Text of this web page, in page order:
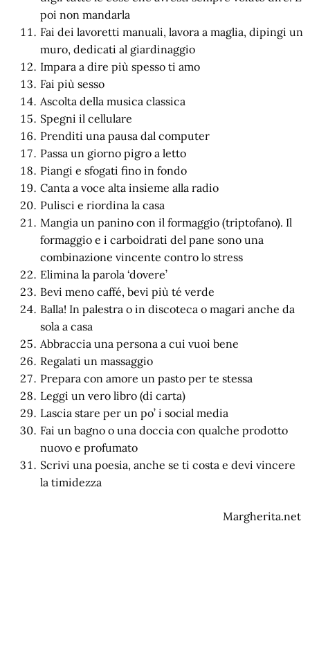
poi non mandarla
Fai dei lavoretti manuali, lavora a maglia, dipingi un
muro, dedicati al giardinaggio
Impara a dire più spesso ti amo
Fai più sesso
Ascolta della musica classica
Spegni il cellulare
Prenditi una pausa dal computer
Passa un giorno pigro a letto
Piangi e sfogati fino in fondo
Canta a voce alta insieme alla radio
Pulisci e riordina la casa
Mangia un panino con il formaggio (triptofano). Il
formaggio e i carboidrati del pane sono una
combinazione vincente contro lo stress
Elimina la parola ‘dovere’
Bevi meno caffé, bevi più té verde
Balla! In palestra o in discoteca o magari anche da
sola a casa
Abbraccia una persona a cui vuoi bene
Regalati un massaggio
Prepara con amore un pasto per te stessa
Leggi un vero libro (di carta)
Lascia stare per un po’ i social media
Fai un bagno o una doccia con qualche prodotto
nuovo e profumato
Scrivi una poesia, anche se ti costa e devi vincere
la timidezza
Margherita.net